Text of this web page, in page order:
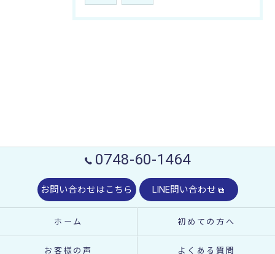
0748-60-1464
お問い合わせはこちら LINE問い合わせ
ホーム 初めての方へ
お客様の声 よくある質問